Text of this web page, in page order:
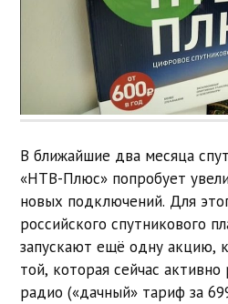
В ближайшие два месяца
«НТВ-Плюс» попробует
новых подключений. Для
российского спутникового
запускают ещё одну акцию,
той, которая сейчас
радио («дачный» тариф за